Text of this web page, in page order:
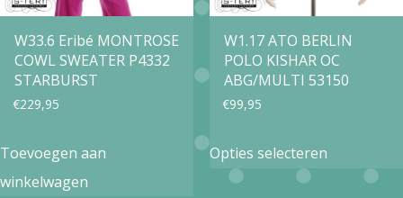
W33.6 Eribé MONTROSE
COWL SWEATER P4332
STARBURST
€229,95
Toevoegen aan
winkelwagen
W1.17 ATO BERLIN
POLO KISHAR OC
ABG/MULTI 53150
€99,95
Opties selecteren
product